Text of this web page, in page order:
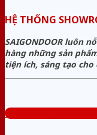
HỆ THỐNG
SAIGONDOOR luôn
hàng những sản
tiện ích, sáng tạo
www.baogiacuathep.com